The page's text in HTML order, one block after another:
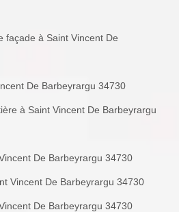
façade à Saint Vincent De
De Barbeyrargu 34730
à Saint Vincent De Barbeyrargu
De Barbeyrargu 34730
Vincent De Barbeyrargu 34730
De Barbeyrargu 34730